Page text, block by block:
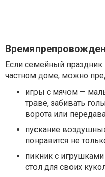
Если семейный праздник
частном доме, можно
игры с мячом —
траве, забивать
ворота или
пускание
понравится не
пикник с
стол для своих